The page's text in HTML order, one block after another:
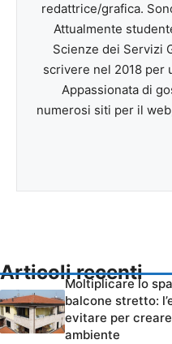
redattrice/grafica.
Attualmente
Scienze dei Servizi
scrivere nel 2018 per
Appassionata di
numerosi siti per il
Articoli recenti
Moltiplicare lo
balcone stretto:
evitare per
ambiente